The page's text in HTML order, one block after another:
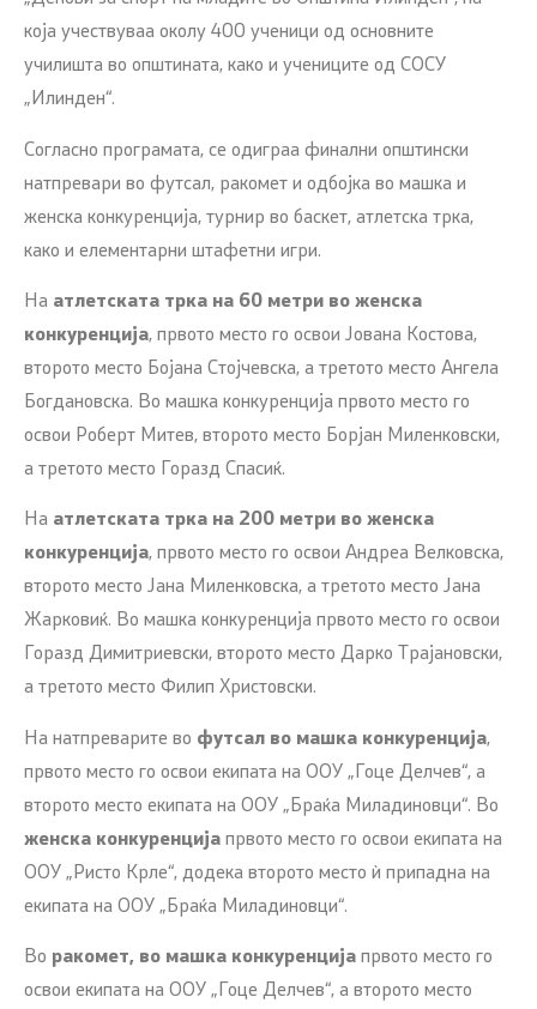
која учествуваа околу 400 ученици од основните
училишта во општината, како и учениците од СОСУ
„Илинден“.
Согласно програмата, се одиграа финални општински
натпревари во футсал, ракомет и одбојка во машка и
женска конкуренција, турнир во баскет, атлетска трка,
како и елементарни штафетни игри.
На атлетската трка на 60 метри во женска
конкуренција, првото место го освои Јована Костова,
второто место Бојана Стојчевска, а третото место Ангела
Богдановска. Во машка конкуренција првото место го
освои Роберт Митев, второто место Борјан Миленковски,
а третото место Горазд Спасиќ.
На атлетската трка на 200 метри во женска
конкуренција, првото место го освои Андреа Велковска,
второто место Јана Миленковска, а третото место Јана
Жарковиќ. Во машка конкуренција првото место го освои
Горазд Димитриевски, второто место Дарко Трајановски,
а третото место Филип Христовски.
На натпреварите во футсал во машка конкуренција,
првото место го освои екипата на ООУ „Гоце Делчев“, а
второто место екипата на ООУ „Браќа Миладиновци“. Во
женска конкуренција првото место го освои екипата на
ООУ „Ристо Крле“, додека второто место ѝ припадна на
екипата на ООУ „Браќа Миладиновци“.
Во ракомет, во машка конкуренција првото место го
освои екипата на ООУ „Гоце Делчев“, а второто место